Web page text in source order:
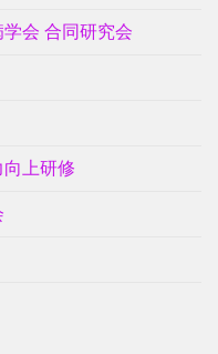
会 合同研究会
上研修